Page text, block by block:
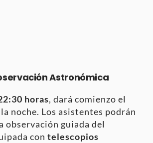
Astronómica
horas, dará comienzo el
noche. Los asistentes podrán
observación guiada del
con telescopios